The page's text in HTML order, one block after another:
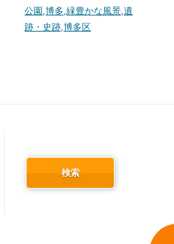
公園 ,博多 ,緑豊かな風景 ,遺
跡・史跡 ,博多区
検索